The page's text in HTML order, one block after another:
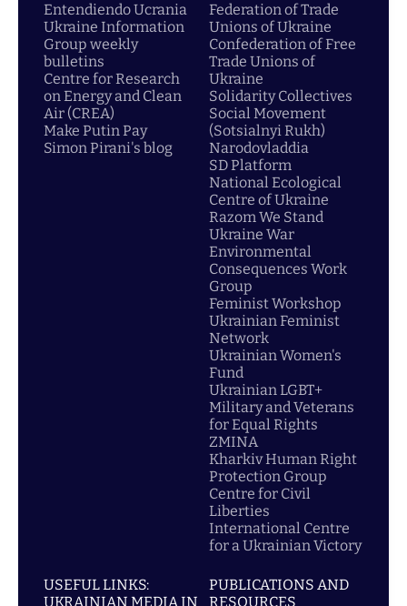
Entendiendo Ucrania
Ukraine Information
Group weekly
bulletins
Centre for Research
on Energy and Clean
Air (CREA)
Make Putin Pay
Simon Pirani's blog
Federation of Trade
Unions of Ukraine
Confederation of Free
Trade Unions of
Ukraine
Solidarity Collectives
Social Movement
(Sotsialnyi Rukh)
Narodovladdia
SD Platform
National Ecological
Centre of Ukraine
Razom We Stand
Ukraine War
Environmental
Consequences Work
Group
Feminist Workshop
Ukrainian Feminist
Network
Ukrainian Women's
Fund
Ukrainian LGBT+
Military and Veterans
for Equal Rights
ZMINA
Kharkiv Human Right
Protection Group
Centre for Civil
Liberties
International Centre
for a Ukrainian Victory
USEFUL LINKS:
UKRAINIAN MEDIA IN
PUBLICATIONS AND
RESOURCES